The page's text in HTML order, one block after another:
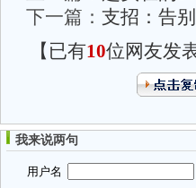
下一篇： 支招：告
【已有10位网友发
我来说两句
用户名